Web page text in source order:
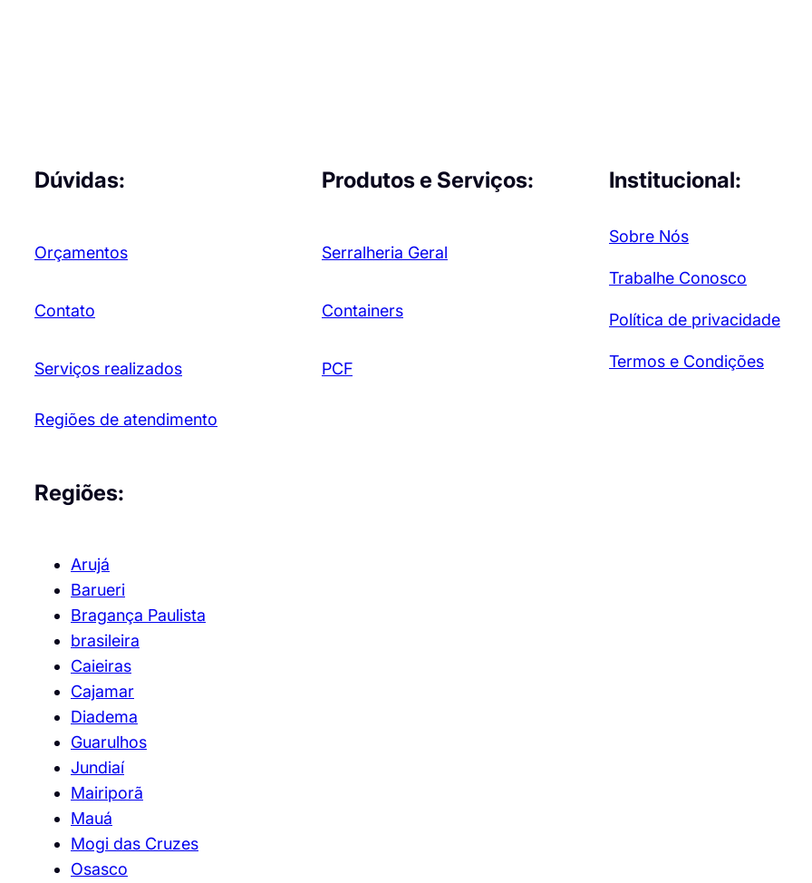
Dúvidas:
Orçamentos
Contato
Serviços realizados
Regiões de atendimento
Regiões:
Arujá
Barueri
Bragança Paulista
brasileira
Caieiras
Cajamar
Diadema
Guarulhos
Jundiaí
Mairiporã
Mauá
Mogi das Cruzes
Osasco
Produtos e Serviços:
Serralheria Geral
Containers
PCF
Institucional:
Sobre Nós
Trabalhe Conosco
Política de privacidade
Termos e Condições